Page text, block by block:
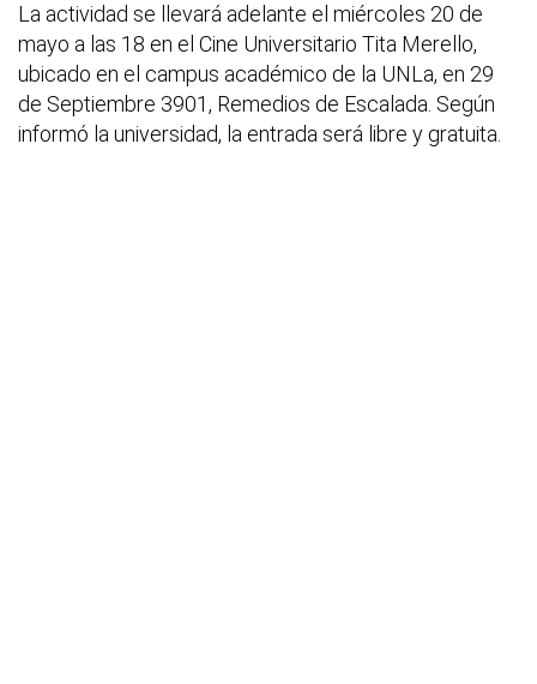
La actividad se llevará adelante el miércoles 20 de
mayo a las 18 en el Cine Universitario Tita Merello,
ubicado en el campus académico de la UNLa, en 29
de Septiembre 3901, Remedios de Escalada. Según
informó la universidad, la entrada será libre y gratuita.